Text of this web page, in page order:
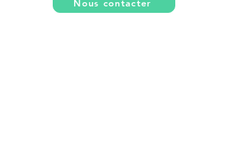
Nous contacter